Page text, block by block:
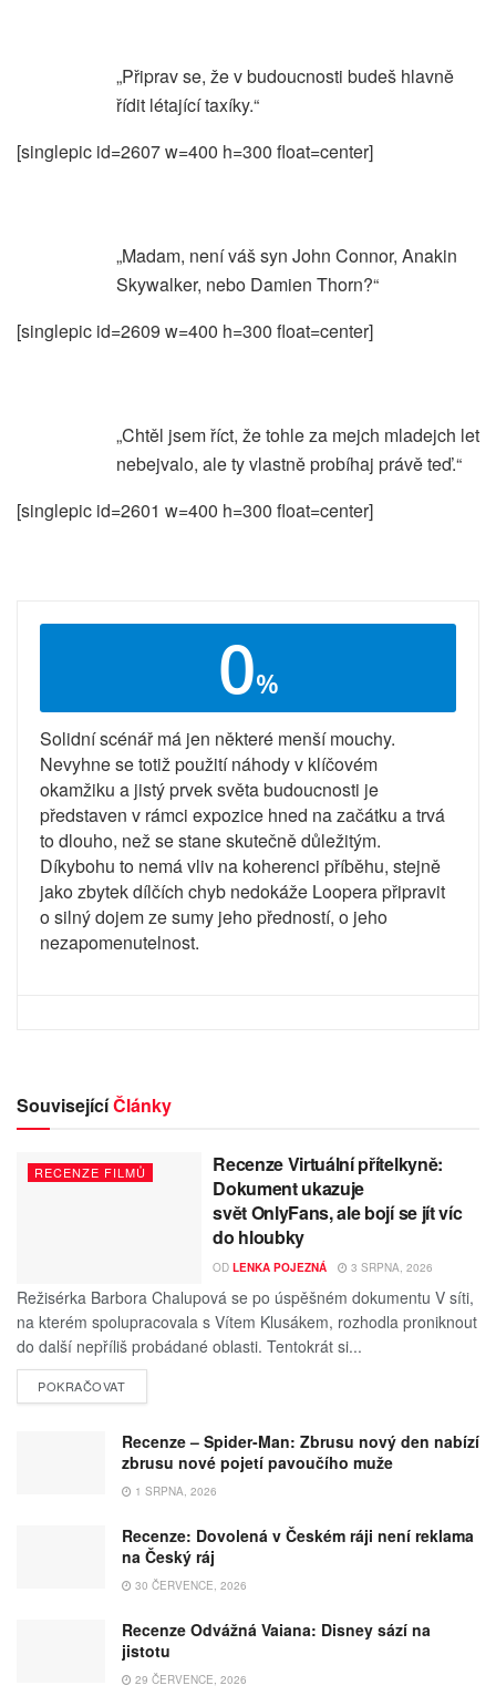
„Připrav se, že v budoucnosti budeš hlavně
řídit létající taxíky.“
[singlepic id=2607 w=400 h=300 float=center]
„Madam, není váš syn John Connor, Anakin
Skywalker, nebo Damien Thorn?“
[singlepic id=2609 w=400 h=300 float=center]
„Chtěl jsem říct, že tohle za mejch mladejch let
nebejvalo, ale ty vlastně probíhaj právě teď.“
[singlepic id=2601 w=400 h=300 float=center]
0%
Solidní scénář má jen některé menší mouchy.
Nevyhne se totiž použití náhody v klíčovém
okamžiku a jistý prvek světa budoucnosti je
představen v rámci expozice hned na začátku a trvá
to dlouho, než se stane skutečně důležitým.
Díkybohu to nemá vliv na koherenci příběhu, stejně
jako zbytek dílčích chyb nedokáže Loopera připravit
o silný dojem ze sumy jeho předností, o jeho
nezapomenutelnost.
SouvisejícíČlánky
RECENZE FILMŮ
Recenze Virtuální přítelkyně:
Dokument ukazuje
svět OnlyFans, ale bojí se jít víc
do hloubky
OD LENKA POJEZNÁ 3 SRPNA, 2026
Režisérka Barbora Chalupová se po úspěšném dokumentu V síti,
na kterém spolupracovala s Vítem Klusákem, rozhodla proniknout
do další nepříliš probádané oblasti. Tentokrát si...
POKRAČOVAT
Recenze – Spider-Man: Zbrusu nový den nabízí
zbrusu nové pojetí pavoučího muže
1 SRPNA, 2026
Recenze: Dovolená v Českém ráji není reklama
na Český ráj
30 ČERVENCE, 2026
Recenze Odvážná Vaiana: Disney sází na
jistotu
29 ČERVENCE, 2026